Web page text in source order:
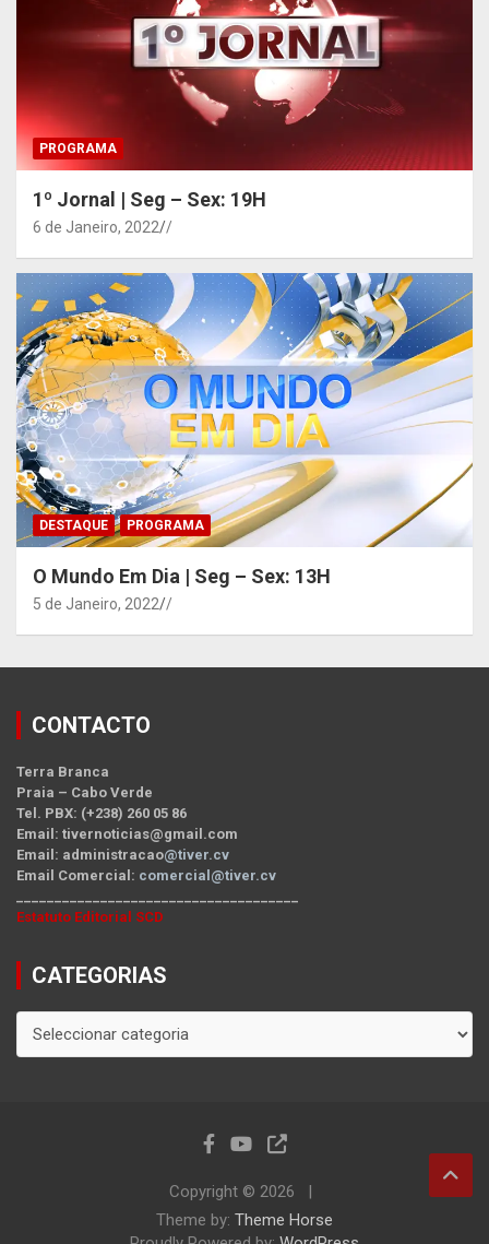
PROGRAMA
1º Jornal | Seg – Sex: 19H
6 de Janeiro, 2022 /
DESTAQUE PROGRAMA
O Mundo Em Dia | Seg – Sex: 13H
5 de Janeiro, 2022 /
CONTACTO
Terra Branca
Praia – Cabo Verde
Tel. PBX: (+238) 260 05 86
Email: tivernoticias@gmail.com
Email: administracao@tiver.cv
Email Comercial: comercial@tiver.cv
Estatuto Editorial SCD
CATEGORIAS
CATEGORIAS
Copyright © 2026
Theme by: Theme Horse